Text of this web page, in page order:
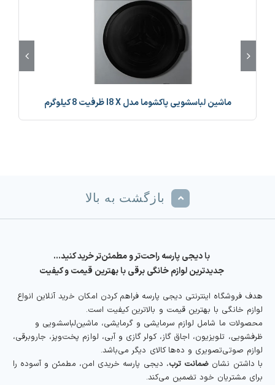
ماشین لباسشویی پاکشوما مدل I8 X ظرفیت 8 کیلوگرم
بازگشت به بالا
با دیجی پارسه راحت‌تر و مطمئن‌تر خرید کنید…
جدیدترین لوازم خانگی برقی با بهترین قیمت و کیفیت
هدف فروشگاه اینترنتی دیجی پارسه فراهم کردن امکان خرید آنلاین انواع
لوازم خانگی با بهترین قیمت و بالاترین کیفیت است.
محصولات ما شامل لوازم سرمایشی و گرمایشی، ماشین‌لباسشویی و
ظرفشویی، تلویزیون، اجاق گاز، کولر گازی و آبی، لوازم پخت‌وپز، جاروبرقی،
لوازم صوتی‌تصویری و ده‌ها کالای دیگر می‌باشد.
با داشتن نشان ضمانت ترب، دیجی پارسه خریدی امن، مطمئن و آسوده را
برای مشتریان خود تضمین می‌کند.